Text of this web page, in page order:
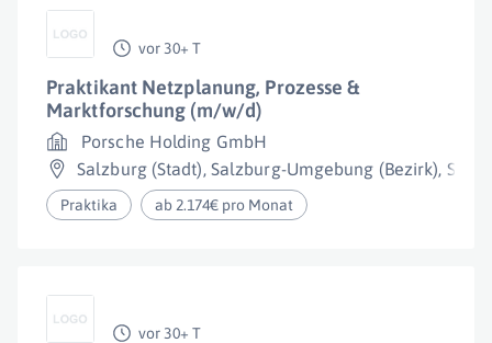
vor 30+ T
Praktikant Netzplanung, Prozesse &
Marktforschung (m/w/d)
Porsche Holding GmbH
Salzburg (Stadt), Salzburg-Umgebung (Bezirk),
Praktika ab 2.174€ pro Monat
vor 30+ T